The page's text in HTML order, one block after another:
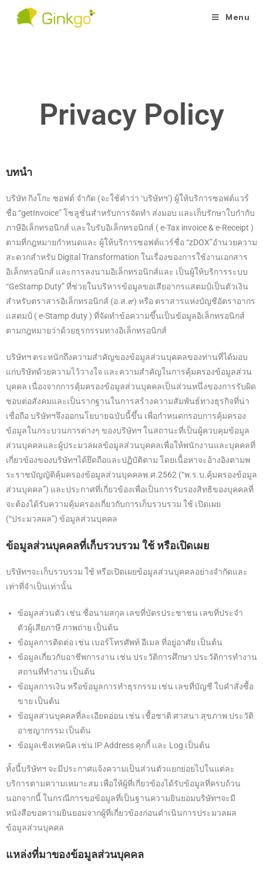
Menu
Privacy Policy
บทนำ
บริษัท กิงโกะ ซอฟต์ จำกัด (จะใช้คำว่า ‘บริษัทฯ’) ผู้ให้บริการซอฟต์แวร์
ชื่อ “getInvoice” โซลูชั่นสำหรับการจัดทำ ส่งมอบ และเก็บรักษาใบกำกับ
ภาษีอิเล็กทรอนิกส์ และใบรับอิเล็กทรอนิกส์ ( e-Tax invoice & e-Receipt )
ตามที่กฎหมายกำหนดและ ผู้ให้บริการซอฟต์แวร์ชื่อ “zDOX”อำนวยความ
สะดวกสำหรับ Digital Transformation ในเรื่องของการใช้งานเอกสาร
อิเล็กทรอนิกส์ และการลงนามอิเล็กทรอนิกส์และ เป็นผู้ให้บริการระบบ
“GeStamp Duty” ที่ช่วยในบริหารข้อมูลขอเสียอากรแสตมป์เป็นตัวเงิน
สำหรับตราสารอิเล็กทรอนิกส์ (อ.ส.๙) หรือ ตราสารแห่งบัญชีอัตราอากร
แสตมป์ ( e-Stamp duty ) ที่จัดทำข้อความขึ้นเป็นข้อมูลอิเล็กทรอนิกส์
ตามกฎหมายว่าด้วยธุรกรรมทางอิเล็กทรอนิกส์
บริษัทฯ ตระหนักถึงความสำคัญของข้อมูลส่วนบุคคลของท่านที่ได้มอบ
แก่บริษัทด้วยความไว้วางใจ และความสำคัญในการคุ้มครองข้อมูลส่วน
บุคคล เนื่องจากการคุ้มครองข้อมูลส่วนบุคคลเป็นส่วนหนึ่งของการรับผิด
ชอบต่อสังคมและเป็นรากฐานในการสร้างความสัมพันธ์ทางธุรกิจที่น่า
เชื่อถือ บริษัทฯจึงออกนโยบายฉบับนี้ขึ้น เพื่อกำหนดกรอบการคุ้มครอง
ข้อมูลในกระบวนการต่างๆ ของบริษัทฯ ในสถานะที่เป็นผู้ควบคุมข้อมูล
ส่วนบุคคลและผู้ประมวลผลข้อมูลส่วนบุคคลเพื่อให้พนักงานและบุคคลที่
เกี่ยวข้องของบริษัทฯได้ยึดถือและปฏิบัติตาม โดยเนื้อหาจะอ้างอิงตามพ
ระราชบัญญัติคุ้มครองข้อมูลส่วนบุคคลพ.ศ.2562 (“พ.ร.บ.คุ้มครองข้อมูล
ส่วนบุคคล”) และประกาศที่เกี่ยวข้องเพื่อเป็นการรับรองสิทธิของบุคคลที่
จะต้องได้รับความคุ้มครองเกี่ยวกับการเก็บรวบรวม ใช้ เปิดเผย
(“ประมวลผล”) ข้อมูลส่วนบุคคล
ข้อมูลส่วนบุคคลที่เก็บรวบรวม ใช้ หรือเปิดเผย
บริษัทฯจะเก็บรวบรวม ใช้ หรือเปิดเผยข้อมูลส่วนบุคคลอย่างจำกัดและ
เท่าที่จำเป็นเท่านั้น
ข้อมูลส่วนตัว เช่น ชื่อนามสกุล เลขที่บัตรประชาชน เลขที่ประจำ
ตัวผู้เสียภาษี ภาพถ่าย เป็นต้น
ข้อมูลการติดต่อ เช่น เบอร์โทรศัพท์ อีเมล ที่อยู่อาศัย เป็นต้น
ข้อมูลเกี่ยวกับอาชีพการงาน เช่น ประวัติการศึกษา ประวัติการทำงาน
สถานที่ทำงาน เป็นต้น
ข้อมูลการเงิน หรือข้อมูลการทำธุรกรรม เช่น เลขที่บัญชี ใบคำสั่งซื้อ
ขาย เป็นต้น
ข้อมูลส่วนบุคคลที่ละเอียดอ่อน เช่น เชื้อชาติ ศาสนา สุขภาพ ประวัติ
อาชญากรรม เป็นต้น
ข้อมูลเชิงเทคนิค เช่น IP Address คุกกี้ และ Log เป็นต้น
ทั้งนี้บริษัทฯ จะมีประกาศแจ้งความเป็นส่วนตัวแยกย่อยไปในแต่ละ
บริการตามความเหมาะสม เพื่อให้ผู้ที่เกี่ยวข้องได้รับข้อมูลที่ครบถ้วน
นอกจากนี้ ในกรณีการขอข้อมูลที่เป็นฐานความยินยอมบริษัทฯจะมี
หนังสือขอความยินยอมจากผู้ที่เกี่ยวข้องก่อนดำเนินการประมวลผล
ข้อมูลส่วนบุคคล
แหล่งที่มาของข้อมูลส่วนบุคคล